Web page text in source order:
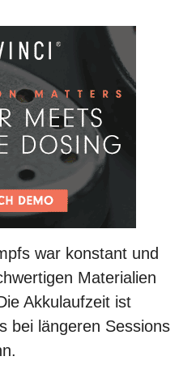
war konstant und
Materialien
Akkulaufzeit ist
bei längeren Sessions